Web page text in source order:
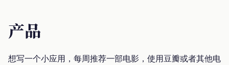
产品
想写一个小应用，每周推荐一部电影，使用豆瓣或者其他电